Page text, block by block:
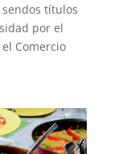
títulos
por el
Comercio